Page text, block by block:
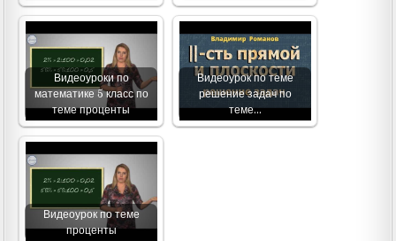
Видеоуроки по
математике 5 класс по
теме проценты
Видеоурок по теме
решение задач по
теме…
Видеоурок по теме
проценты